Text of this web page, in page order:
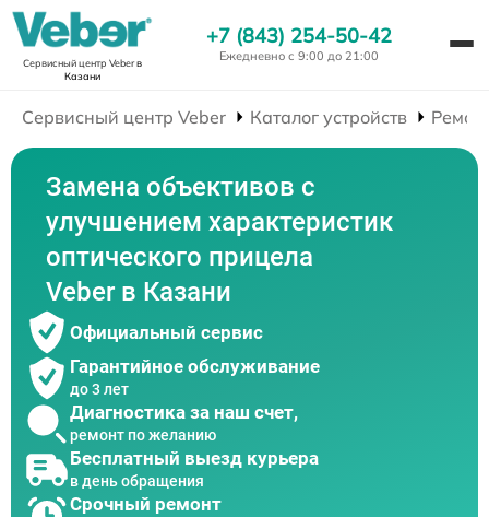
Сервисный центр Veberв
Казани
+7 (843) 254-50-42
Ежедневно с 9:00 до 21:00
Сервисный центр Veber Каталог устройств
Замена объективов с
улучшением характеристик
оптического прицела
Veber в Казани
Официальный сервис
Гарантийное обслуживание
до 3 лет
Диагностика за наш счет,
ремонт по желанию
Бесплатный выезд курьера
в день обращения
Срочный ремонт